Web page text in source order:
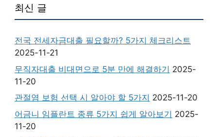
최신 글
전국 전세자금대출 필요할까? 5가지 체크리스트
2025-11-21
무직자대출 비대면으로 5분 만에 해결하기 2025-
11-20
관절염 보험 선택 시 알아야 할 5가지 2025-11-20
어금니 임플란트 종류 5가지 쉽게 알아보기 2025-
11-20